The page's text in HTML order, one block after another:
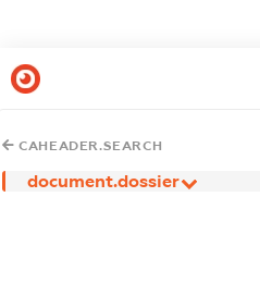
CAHEADER.SEARCH
document.dossier